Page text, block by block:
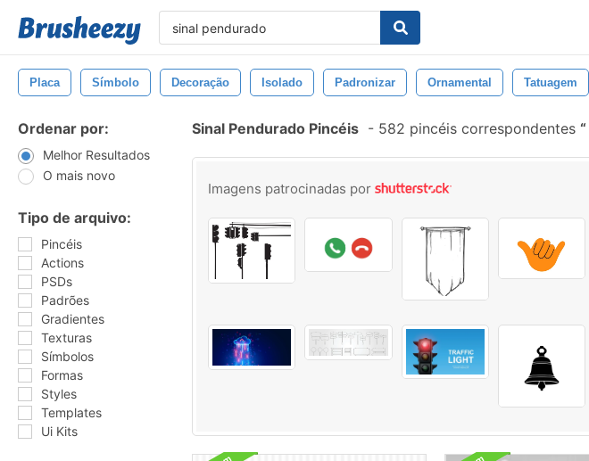
Placa Símbolo Decoração Isolado Padronizar Ornamental Tatuagem
Ordenar por:
Melhor Resultados
O mais novo
Tipo de arquivo:
Pincéis
Actions
PSDs
Padrões
Gradientes
Texturas
Símbolos
Formas
Styles
Templates
Ui Kits
Sinal Pendurado Pincéis - 582 pincéis correspondentes
Imagens patrocinadas por